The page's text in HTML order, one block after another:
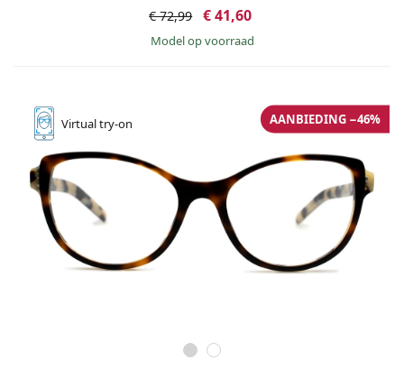
€ 72,99 € 41,60
model op voorraad
Virtualtry-on AANBIEDING −46%